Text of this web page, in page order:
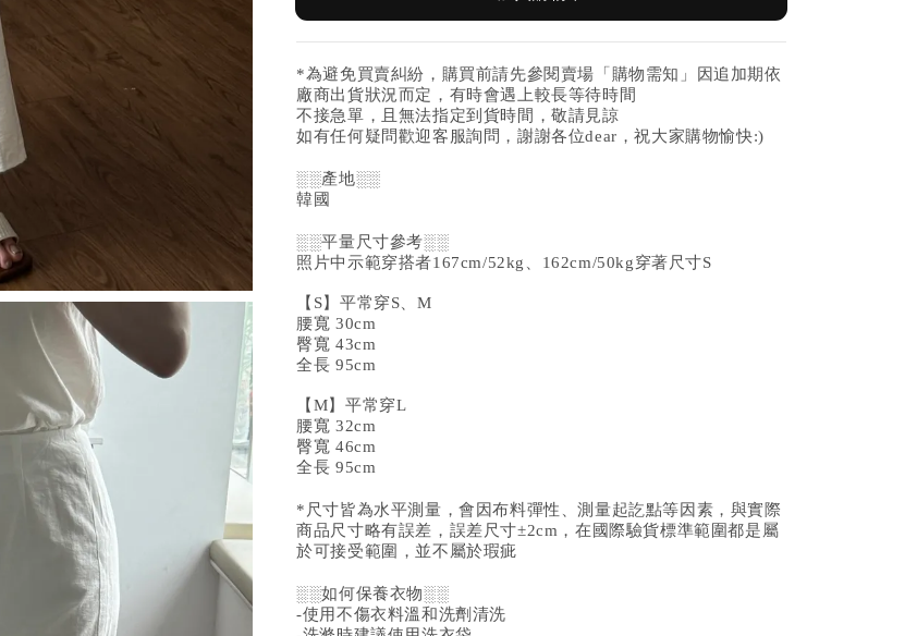
*為避免買賣糾紛，購買前請先參閱賣場「購物需知」因追加期依
廠商出貨狀況而定，有時會遇上較長等待時間
不接急單，且無法指定到貨時間，敬請見諒
如有任何疑問歡迎客服詢問，謝謝各位dear，祝大家購物愉快:)
░░產地░░
韓國
░░平量尺寸參考░░
照片中示範穿搭者167cm/52kg、162cm/50kg穿著尺寸S
【S】平常穿S、M
腰寬 30cm
臀寬 43cm
全長 95cm
【M】平常穿L
腰寬 32cm
臀寬 46cm
全長 95cm
*尺寸皆為水平測量，會因布料彈性、測量起訖點等因素，與實際
商品尺寸略有誤差，誤差尺寸±2cm，在國際驗貨標準範圍都是屬
於可接受範圍，並不屬於瑕疵
░░如何保養衣物░░
-使用不傷衣料溫和洗劑清洗